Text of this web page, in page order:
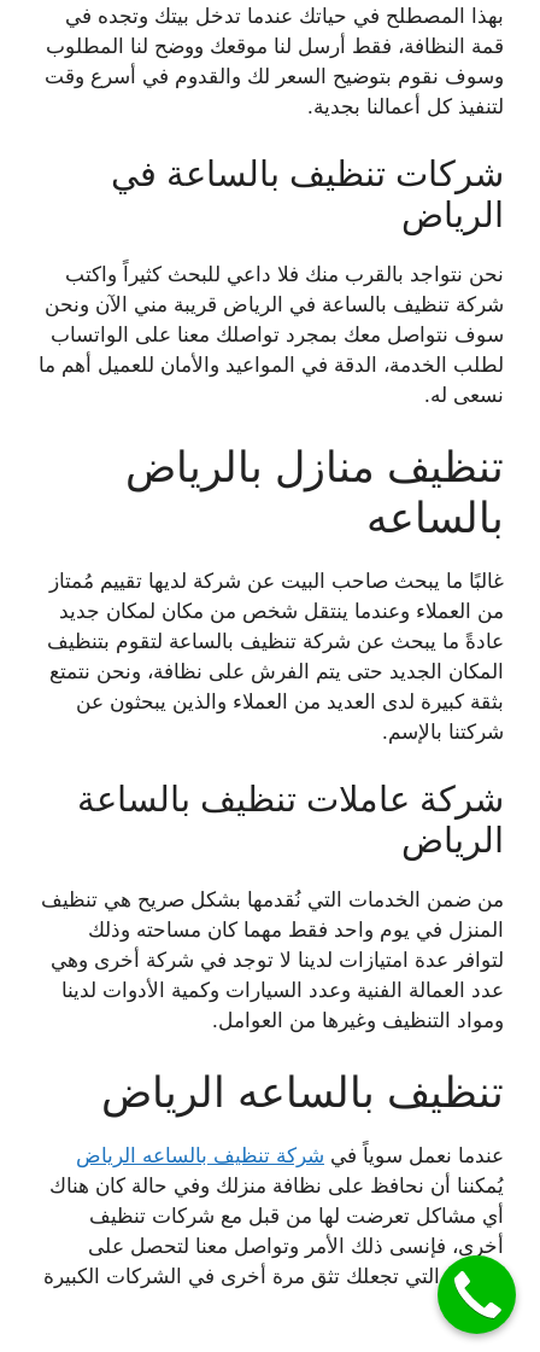
بهذا المصطلح في حياتك عندما تدخل بيتك وتجده في
قمة النظافة، فقط أرسل لنا موقعك ووضح لنا المطلوب
وسوف نقوم بتوضيح السعر لك والقدوم في أسرع وقت
لتنفيذ كل أعمالنا بجدية.
شركات تنظيف بالساعة في
الرياض
نحن نتواجد بالقرب منك فلا داعي للبحث كثيراً واكتب
شركة تنظيف بالساعة في الرياض قريبة مني الآن ونحن
سوف نتواصل معك بمجرد تواصلك معنا على الواتساب
لطلب الخدمة، الدقة في المواعيد والأمان للعميل أهم ما
نسعى له.
تنظيف منازل بالرياض
بالساعه
غالبًا ما يبحث صاحب البيت عن شركة لديها تقييم مُمتاز
من العملاء وعندما ينتقل شخص من مكان لمكان جديد
عادةً ما يبحث عن شركة تنظيف بالساعة لتقوم بتنظيف
المكان الجديد حتى يتم الفرش على نظافة، ونحن نتمتع
بثقة كبيرة لدى العديد من العملاء والذين يبحثون عن
شركتنا بالإسم.
شركة عاملات تنظيف بالساعة
الرياض
من ضمن الخدمات التي نُقدمها بشكل صريح هي تنظيف
المنزل في يوم واحد فقط مهما كان مساحته وذلك
لتوافر عدة امتيازات لدينا لا توجد في شركة أخرى وهي
عدد العمالة الفنية وعدد السيارات وكمية الأدوات لدينا
ومواد التنظيف وغيرها من العوامل.
تنظيف بالساعه الرياض
عندما نعمل سوياً في شركة تنظيف بالساعه الرياض
يُمكننا أن نحافظ على نظافة منزلك وفي حالة كان هناك
أي مشاكل تعرضت لها من قبل مع شركات تنظيف
أخرى، فإنسى ذلك الأمر وتواصل معنا لتحصل على
الخدمة التي تجعلك تثق مرة أخرى في الشركات الكبيرة
مثلنا.